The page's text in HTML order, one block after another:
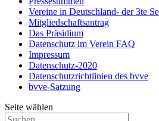
Vereine in Deutschland- der 3te
Mitgliedschaftsantrag
Das Präsidium
Datenschutz im Verein FAQ
Impressum
Datenschutz-2020
Datenschutzrichtlinien des bvve
bvve-Satzung
Seite wählen